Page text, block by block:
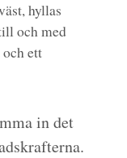
hyllas
och med
ett
in det
.